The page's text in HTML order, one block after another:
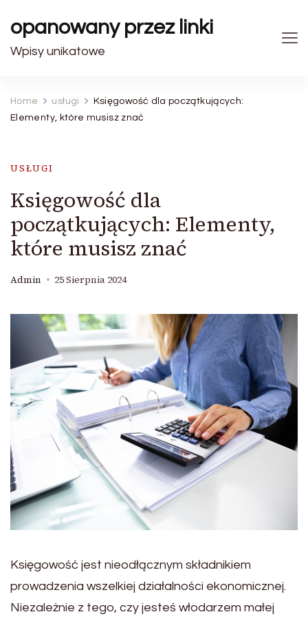
opanowany przez linki
Wpisy unikatowe
Home usługi
Księgowość dla początkujących:
Elementy, które musisz znać
USŁUGI
Księgowość dla
początkujących: Elementy,
które musisz znać
Admin 25 Sierpnia 2024
Księgowość jest nieodłącznym składnikiem
prowadzenia wszelkiej działalności ekonomicznej.
Niezależnie z tego, czy jesteś włodarzem małej